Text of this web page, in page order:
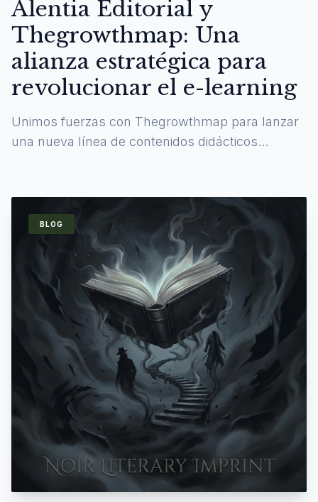
Alentia Editorial y
Thegrowthmap: Una
alianza estratégica para
revolucionar el e-learning
Unimos fuerzas con Thegrowthmap para lanzar
una nueva línea de contenidos didácticos
BLOG